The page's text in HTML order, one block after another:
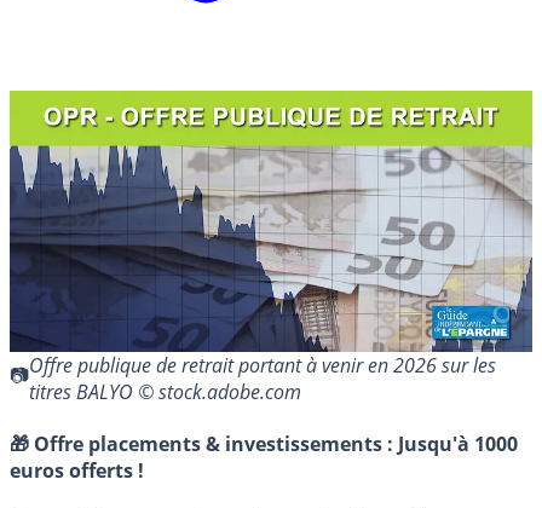
Offre publique de retrait portant à venir en 2026 sur les
titres BALYO © stock.adobe.com
🎁 Offre placements & investissements : Jusqu'à 1000
euros offerts !